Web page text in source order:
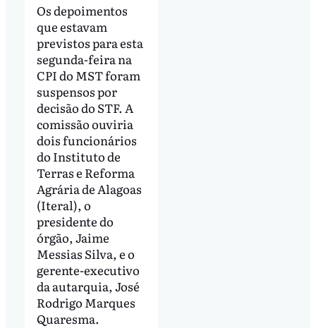
Os depoimentos
que estavam
previstos para esta
segunda-feira na
CPI do MST foram
suspensos por
decisão do STF. A
comissão ouviria
dois funcionários
do Instituto de
Terras e Reforma
Agrária de Alagoas
(Iteral), o
presidente do
órgão, Jaime
Messias Silva, e o
gerente-executivo
da autarquia, José
Rodrigo Marques
Quaresma.